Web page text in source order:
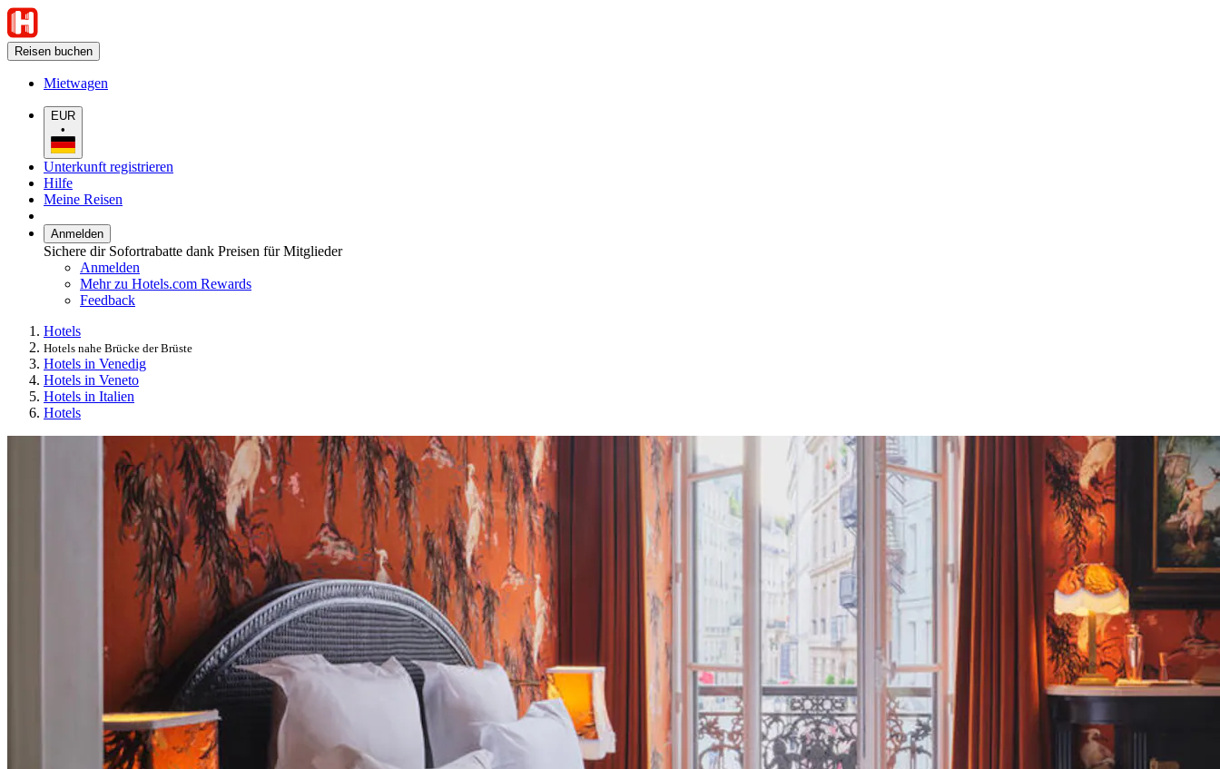
Reisen buchen
Mietwagen
EUR
•
Unterkunft registrieren
Hilfe
Meine Reisen
Anmelden
Sichere dir Sofortrabatte dank Preisen für Mitglieder
Anmelden
Mehr zu Hotels.com Rewards
Feedback
Hotels
Hotels nahe Brücke der Brüste
Hotels in Venedig
Hotels in Veneto
Hotels in Italien
Hotels